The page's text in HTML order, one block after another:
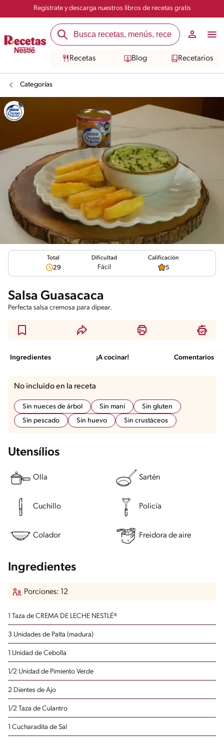
Registrate y descarga nuestros libros de recetas gratis
Recetas Blog Recetarios
Categorías
Total
29
Dificultad
Fácil
Calificación
5
Salsa Guasacaca
Perfecta salsa cremosa para dipear.
Ingredientes ¡A cocinar! Comentarios
No incluido en la receta
Sin nueces de árbol Sin maní
Sin gluten
Sin pescado
Sin huevo Sin crustáceos
Utensílios
Olla Sartén
Cuchillo Policía
Colador Freidora de aire
Ingredientes
Porciones: 12
1 Taza de CREMA DE LECHE NESTLÉ®
3 Unidades de Palta (madura)
1 Unidad de Cebolla
1/2 Unidad de Pimiento Verde
2 Dientes de Ajo
1/2 Taza de Culantro
1 Cucharadita de Sal